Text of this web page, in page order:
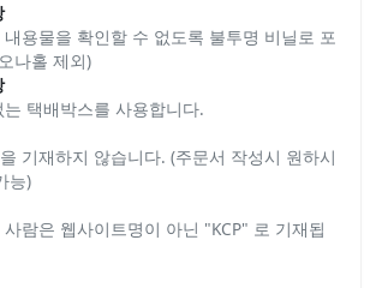
용물을 확인할 수 없도록 불투명 비닐로 포
나홀 제외)
택배박스를 사용합니다.
기재하지 않습니다. (주문서 작성시 원하시
능)
람은 웹사이트명이 아닌 "KCP" 로 기재됩